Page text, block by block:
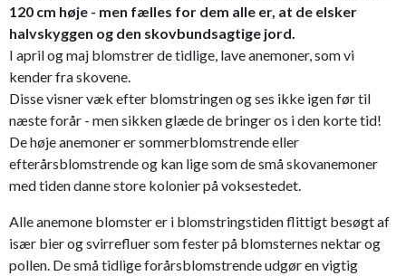
120 cm høje - men fælles for dem alle er, at de elsker
halvskyggen og den skovbundsagtige jord.
I april og maj blomstrer de tidlige, lave anemoner, som vi
kender fra skovene.
Disse visner væk efter blomstringen og ses ikke igen før til
næste forår - men sikken glæde de bringer os i den korte tid!
De høje anemoner er sommerblomstrende eller
efterårsblomstrende og kan lige som de små skovanemoner
med tiden danne store kolonier på voksestedet.
Alle anemone blomster er i blomstringstiden flittigt besøgt af
især bier og svirrefluer som fester på blomsternes nektar og
pollen. De små tidlige forårsblomstrende udgør en vigtig